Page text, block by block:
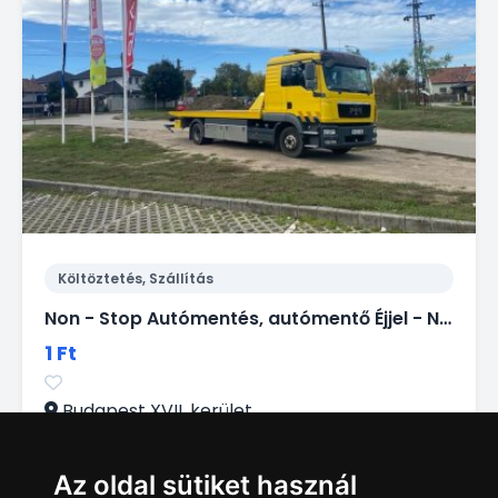
Az oldal sütiket használ
Költöztetés, Szállítás
Non - Stop Autómentés, autómentő Éjjel - Nappal.
1 Ft
Budapest XVII. kerület